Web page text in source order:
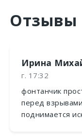
Отзывы
Ирина
г. 17:32
фонтанчик
перед
поднимается